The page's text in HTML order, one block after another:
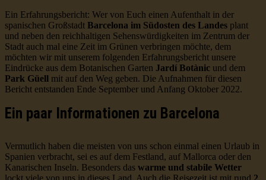
Ein Erfahrungsbericht: Wer von Euch einen Aufenthalt in der
spanischen Großstadt Barcelona im Südosten des Landes plant
und neben den reichhaltigen Sehenswürdigkeiten im Zentrum der
Stadt auch mal eine Zeit im Grünen verbringen möchte, dem
möchten wir mit unserem folgenden Erfahrungsbericht unsere
Eindrücke aus dem Botanischen Garten Jardí Botànic und dem
Park Güell mit auf den Weg geben. Die Aufnahmen für diesen
Bericht entstanden Ende September und Anfang Oktober 2022.
Ein paar Informationen zu Barcelona
Vermutlich haben die meisten von uns schon einmal einen Urlaub in
Spanien verbracht, sei es auf dem Festland, auf Mallorca oder den
Kanarischen Inseln. Besonders das warme und stabile Wetter
lockt viele von uns in dieses Land. Auch die Reisezeit ist mit rund 2